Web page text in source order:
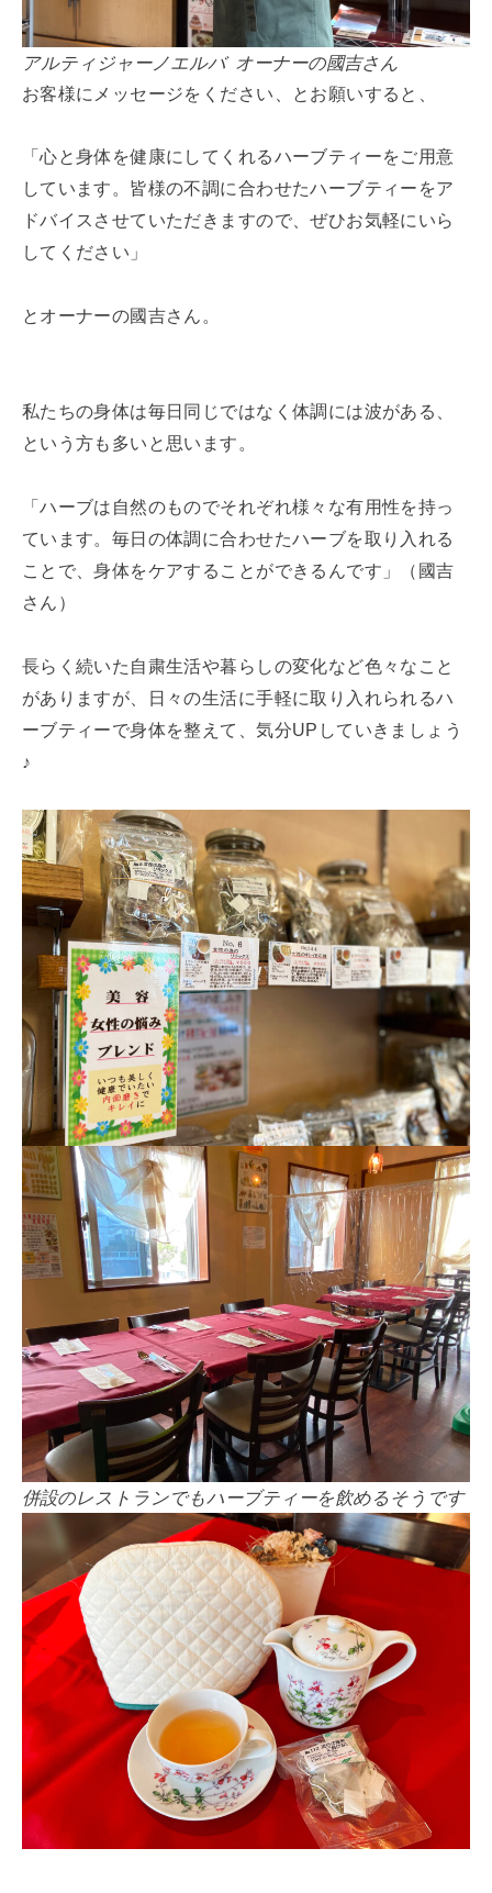
アルティジャーノエルバ オーナーの國吉さん
お客様にメッセージをください、とお願いすると、
「心と身体を健康にしてくれるハーブティーをご用意
しています。皆様の不調に合わせたハーブティーをア
ドバイスさせていただきますので、ぜひお気軽にいら
してください」
とオーナーの國吉さん。
私たちの身体は毎日同じではなく体調には波がある、
という方も多いと思います。
「ハーブは自然のものでそれぞれ様々な有用性を持っ
ています。毎日の体調に合わせたハーブを取り入れる
ことで、身体をケアすることができるんです」（國吉
さん）
長らく続いた自粛生活や暮らしの変化など色々なこと
がありますが、日々の生活に手軽に取り入れられるハ
ーブティーで身体を整えて、気分UPしていきましょう
♪
併設のレストランでもハーブティーを飲めるそうです